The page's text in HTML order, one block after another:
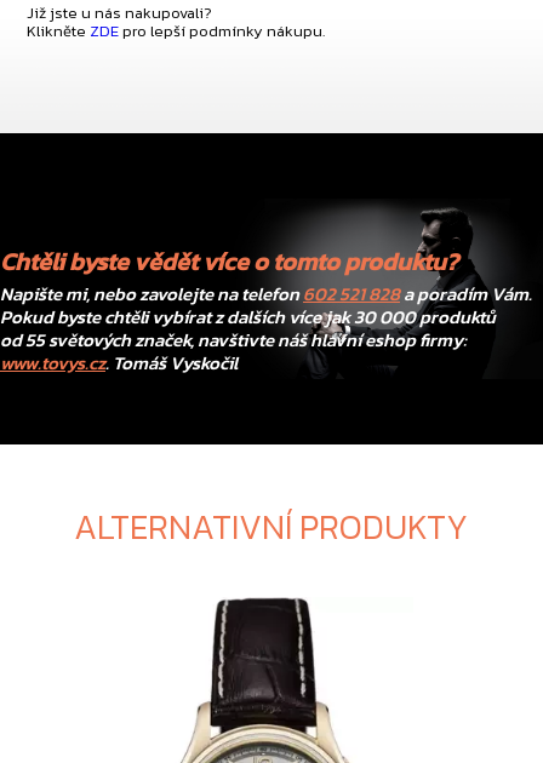
Již jste u nás nakupovali?
Klikněte ZDEpro lepší podmínky nákupu.
Chtěli byste vědět více o tomto produktu?
Napište mi, nebo zavolejte na telefon602 521 828a poradím Vám.
Pokud byste chtěli vybírat z dalších více jak 30 000 produktů
od 55 světových značek, navštivte náš hlavní eshop firmy:
www.tovys.cz. Tomáš Vyskočil
ALTERNATIVNÍ PRODUKTY